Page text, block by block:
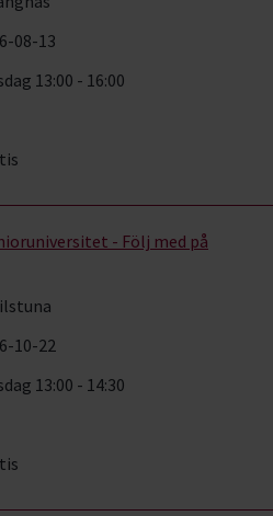
08-13
13:00 - 16:00
- Följ med på
10-22
13:00 - 14:30